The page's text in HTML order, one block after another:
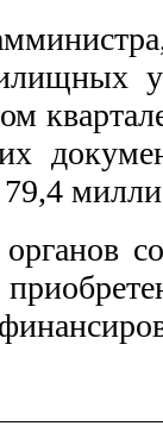
органов